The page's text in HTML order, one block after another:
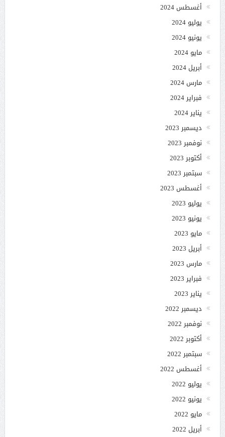
أغسطس 2024
يوليو 2024
يونيو 2024
مايو 2024
أبريل 2024
مارس 2024
فبراير 2024
يناير 2024
ديسمبر 2023
نوفمبر 2023
أكتوبر 2023
سبتمبر 2023
أغسطس 2023
يوليو 2023
يونيو 2023
مايو 2023
أبريل 2023
مارس 2023
فبراير 2023
يناير 2023
ديسمبر 2022
نوفمبر 2022
أكتوبر 2022
سبتمبر 2022
أغسطس 2022
يوليو 2022
يونيو 2022
مايو 2022
أبريل 2022